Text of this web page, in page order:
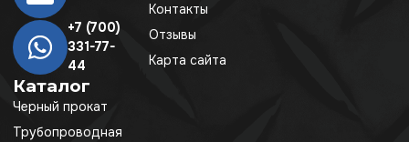
+7 (700)
331-77-
44
Каталог
Черный прокат
Трубопроводная
Контакты
Отзывы
Карта сайта